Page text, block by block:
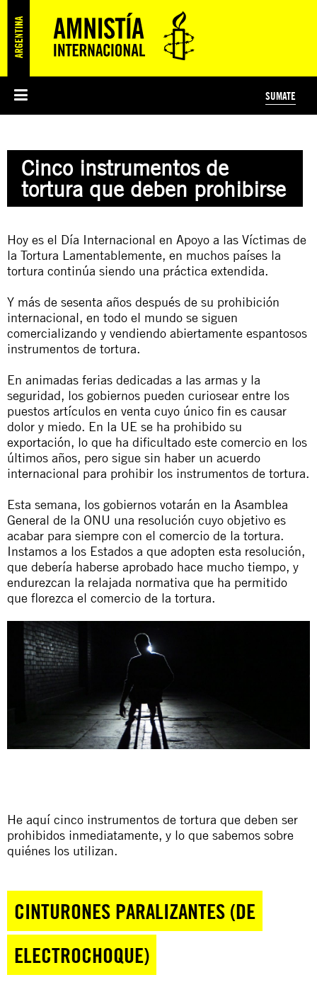
PREGUNTAS FRECUENTES
ÁREAS TEMÁTICAS
JUSTICIA INTERNACIONAL
EDUCACIÓN EN DERECHOS HUMANOS Y JÓVENES
SUSCRIBITE
SUMATE
PREGUNTAS FRECUENTES
Cinco instrumentos de
tortura que deben prohibirse
Hoy es el Día Internacional en Apoyo a las Víctimas de
la Tortura Lamentablemente, en muchos países la
tortura continúa siendo una práctica extendida.
Y más de sesenta años después de su prohibición
internacional, en todo el mundo se siguen
comercializando y vendiendo abiertamente espantosos
instrumentos de tortura.
En animadas ferias dedicadas a las armas y la
seguridad, los gobiernos pueden curiosear entre los
puestos artículos en venta cuyo único fin es causar
dolor y miedo. En la UE se ha prohibido su
exportación, lo que ha dificultado este comercio en los
últimos años, pero sigue sin haber un acuerdo
internacional para prohibir los instrumentos de tortura.
Esta semana, los gobiernos votarán en la Asamblea
General de la ONU una resolución cuyo objetivo es
acabar para siempre con el comercio de la tortura.
Instamos a los Estados a que adopten esta resolución,
que debería haberse aprobado hace mucho tiempo, y
endurezcan la relajada normativa que ha permitido
que florezca el comercio de la tortura.
He aquí cinco instrumentos de tortura que deben ser
prohibidos inmediatamente, y lo que sabemos sobre
quiénes los utilizan.
CINTURONES PARALIZANTES (DE
ELECTROCHOQUE)